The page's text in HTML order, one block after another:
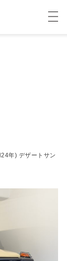
年) デザートサン